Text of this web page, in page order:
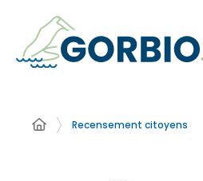
Recensement citoyens